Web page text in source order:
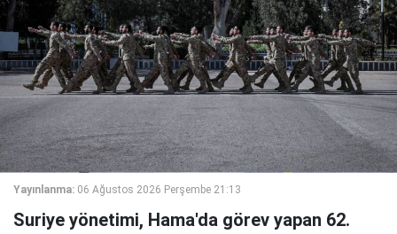
Yayınlanma: 06 Ağustos 2026 Perşembe 21:13
Suriye yönetimi, Hama'da görev yapan 62.